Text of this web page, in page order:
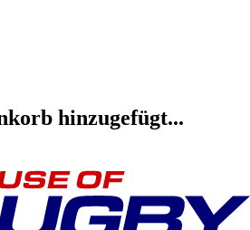
hinzugefügt...